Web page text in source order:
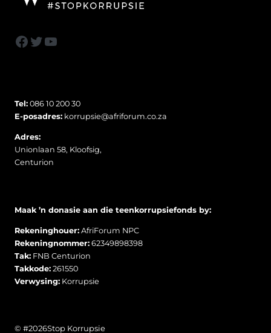
Facebook
Twitter
YouTube
Tel: 086 10 200 30
E-posadres: korrupsie@afriforum.co.za
Adres:
Unionlaan 58, Kloofsig,
Centurion
Maak ’n donasie aan die teenkorrupsiefonds by:
Rekeninghouer: AfriForum NPC
Rekeningnommer: 62349898398
Tak: FNB Centurion
Takkode: 261550
Verwysing: Korrupsie
© #2026Stop Korrupsie